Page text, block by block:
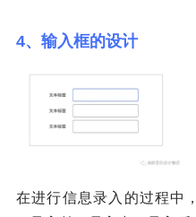
4、输入框的设计
在进行信息录入的过程中